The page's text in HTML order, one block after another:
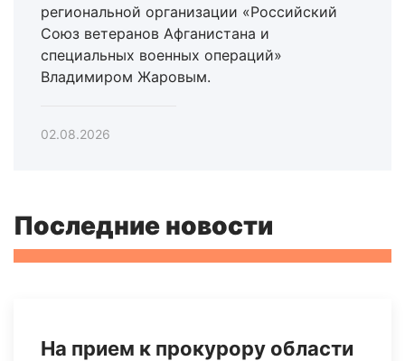
региональной организации «Российский
Союз ветеранов Афганистана и
специальных военных операций»
Владимиром Жаровым.
02.08.2026
Последние новости
На прием к прокурору области